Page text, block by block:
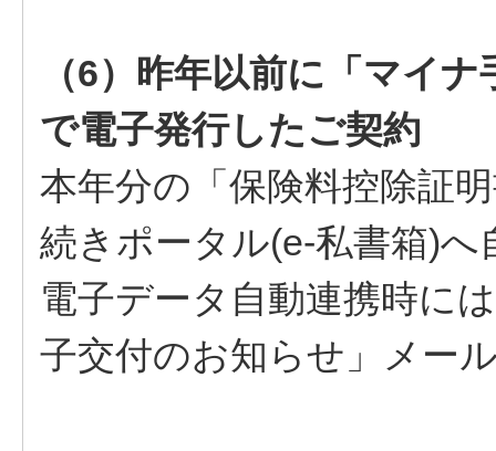
（6）昨年以前に「マイ
で電子発行したご契約
本年分の「保険料控除証
続きポータル(e-私書箱)へ
電子データ自動連携時に
子交付のお知らせ」メー